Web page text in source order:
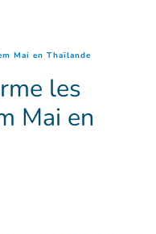
Mai en Thaïlande
les
Mai en